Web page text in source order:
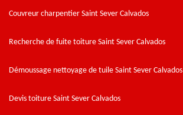
Couvreur charpentier Saint Sever Calvados
Recherche de fuite toiture Saint Sever Calvados
Démoussage nettoyage de tuile Saint Sever Calvados
Devis toiture Saint Sever Calvados